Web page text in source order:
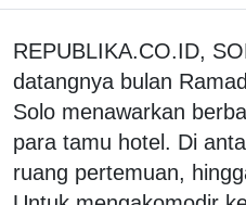
REPUBLIKA.CO.ID,
datangnya bulan
Solo menawarkan
para tamu hotel. Di
ruang pertemuan,